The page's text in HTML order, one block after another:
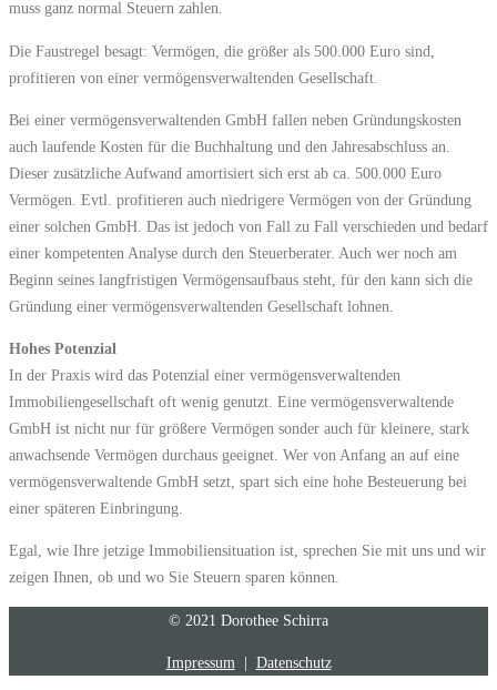
muss ganz normal Steuern zahlen.
Die Faustregel besagt: Vermögen, die größer als 500.000 Euro sind,
profitieren von einer vermögensverwaltenden Gesellschaft.
Bei einer vermögensverwaltenden GmbH fallen neben Gründungskosten
auch laufende Kosten für die Buchhaltung und den Jahresabschluss an.
Dieser zusätzliche Aufwand amortisiert sich erst ab ca. 500.000 Euro
Vermögen. Evtl. profitieren auch niedrigere Vermögen von der Gründung
einer solchen GmbH. Das ist jedoch von Fall zu Fall verschieden und bedarf
einer kompetenten Analyse durch den Steuerberater. Auch wer noch am
Beginn seines langfristigen Vermögensaufbaus steht, für den kann sich die
Gründung einer vermögensverwaltenden Gesellschaft lohnen.
Hohes Potenzial
In der Praxis wird das Potenzial einer vermögensverwaltenden
Immobiliengesellschaft oft wenig genutzt. Eine vermögensverwaltende
GmbH ist nicht nur für größere Vermögen sonder auch für kleinere, stark
anwachsende Vermögen durchaus geeignet. Wer von Anfang an auf eine
vermögensverwaltende GmbH setzt, spart sich eine hohe Besteuerung bei
einer späteren Einbringung.
Egal, wie Ihre jetzige Immobiliensituation ist, sprechen Sie mit uns und wir
zeigen Ihnen, ob und wo Sie Steuern sparen können.
© 2021 Dorothee Schirra
Impressum | Datenschutz